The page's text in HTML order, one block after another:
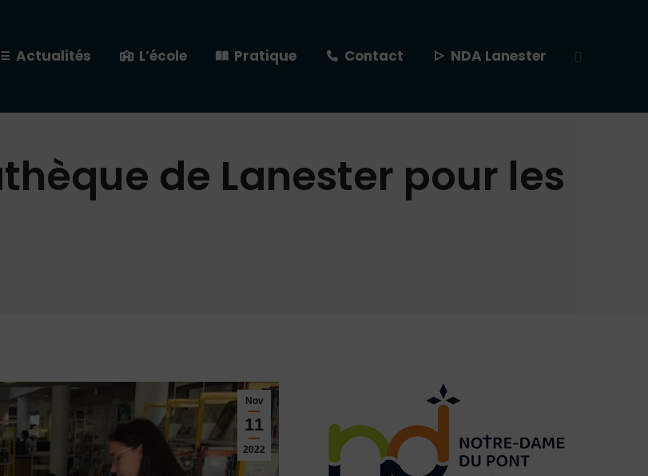
Actualités L’école Pratique Contact NDA Lanester
Recherche
de Lanester pour les
Nov
11
2022